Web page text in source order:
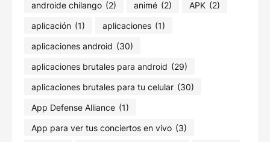
androide chilango (2) animé (2) APK (2)
aplicación (1) aplicaciones (1)
aplicaciones android (30)
aplicaciones brutales para android (29)
aplicaciones brutales para tu celular (30)
App Defense Alliance (1)
App para ver tus conciertos en vivo (3)